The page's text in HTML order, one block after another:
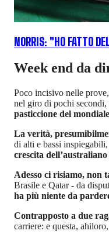
NORRIS: "HO FATTO
Week end da
Poco incisivo nelle
nel giro di pochi secondi,
pasticcione del mondiale
La verità,
di alti e bassi
crescita
Adesso ci risiamo, non
Brasile e Qatar - da
ha più niente da
Contrapposto a due
carriere: e questa,